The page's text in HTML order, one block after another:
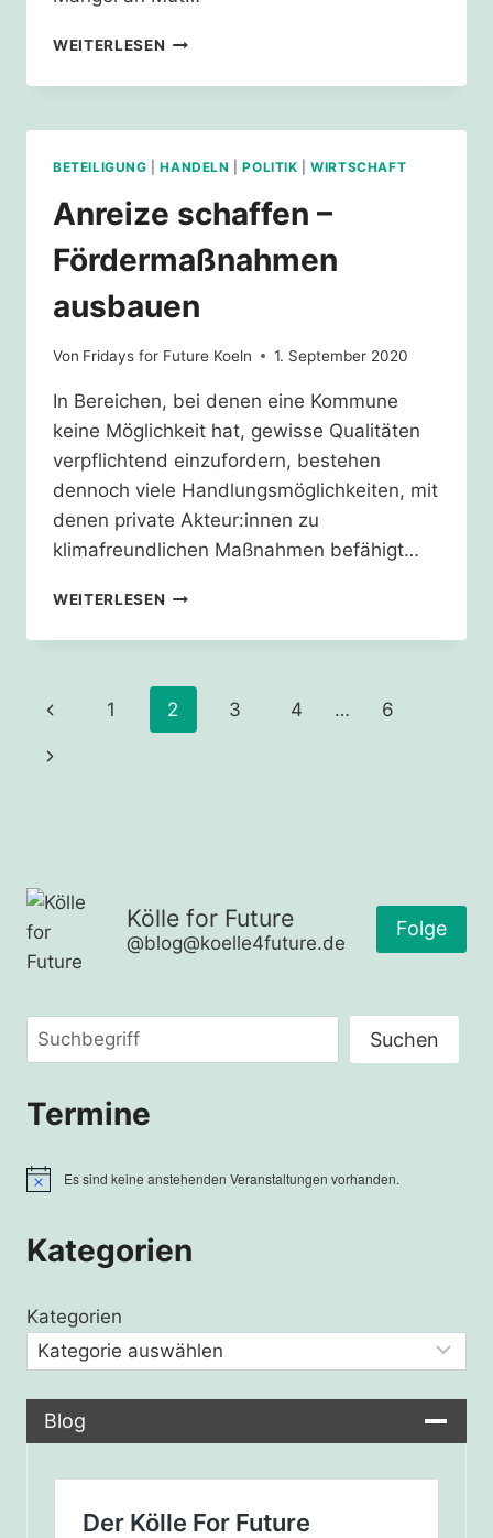
WEITERLESEN BÜRGER:INNENBETEILIGUNG
BETEILIGUNG |HANDELN |POLITIK |WIRTSCHAFT
Anreize schaffen –
Fördermaßnahmen
ausbauen
Von Fridays for Future Koeln 1. September 2020
In Bereichen, bei denen eine Kommune
keine Möglichkeit hat, gewisse Qualitäten
verpflichtend einzufordern, bestehen
dennoch viele Handlungsmöglichkeiten, mit
denen private Akteur:innen zu
klimafreundlichen Maßnahmen befähigt…
WEITERLESEN ANREIZE
–
USBAUEN
Seitennavigation
Vorherige
Seite
1 2 3 4 … 6
Nächste
Kölle for Future
@blog@koelle4future.de
Folge
Suchen Suchen
Termine
HinweisEs sind keine anstehenden Veranstaltungen vorhanden.
Kategorien
Kategorien
Blog